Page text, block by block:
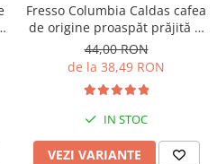
Fresso Columbia Caldas cafea
de origine proaspăt prăjită și
măcinată
44,00 RON
de la 38,49 RON
IN STOC
VEZI VARIANTE